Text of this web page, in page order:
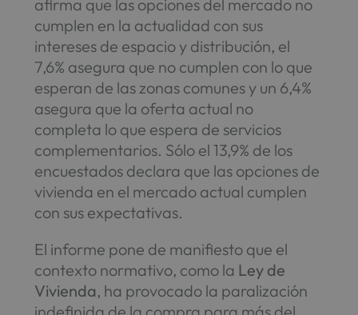
afirma que las opciones del mercado no
cumplen en la actualidad con sus
intereses de espacio y distribución, el
7,6% asegura que no cumplen con lo que
esperan de las zonas comunes y un 6,4%
asegura que la oferta actual no
completa lo que espera de servicios
complementarios. Sólo el 13,9% de los
encuestados declara que las opciones de
vivienda en el mercado actual cumplen
con sus expectativas.
El informe pone de manifiesto que el
contexto normativo, como la Ley de
Vivienda, ha provocado la paralización